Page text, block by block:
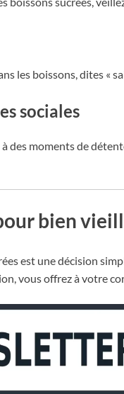
les boissons, dites «
sociales
à des moments de
bien
est une décision
vous offrez à votre